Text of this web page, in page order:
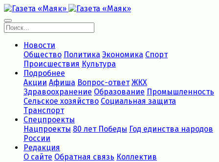
Новости
Общество Политика Экономика Спорт
Происшествия Культура
Подробнее
Акции Афиша Вопрос-ответ ЖКХ
Здравоохранение Образование Промышленность
Сельское хозяйство Социальная защита
Транспорт
Спецпроекты
Нацпроекты 80 лет Победы Год единства народов
России
Редакция
О сайте Обратная связь Коллектив